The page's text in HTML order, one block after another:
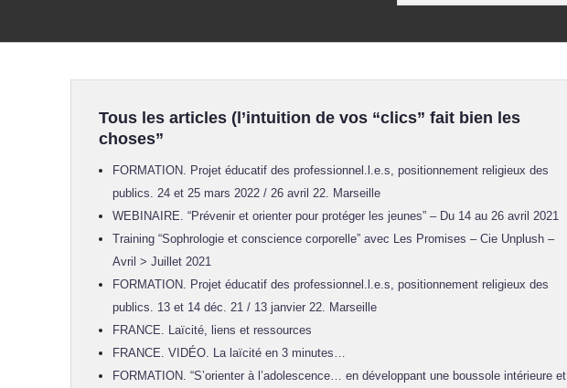
Tous les articles (l’intuition de vos “clics” fait bien les
choses”
FORMATION. Projet éducatif des professionnel.l.e.s, positionnement religieux des
publics. 24 et 25 mars 2022 / 26 avril 22. Marseille
WEBINAIRE. “Prévenir et orienter pour protéger les jeunes” – Du 14 au 26 avril 2021
Training “Sophrologie et conscience corporelle” avec Les Promises – Cie Unplush –
Avril > Juillet 2021
FORMATION. Projet éducatif des professionnel.l.e.s, positionnement religieux des
publics. 13 et 14 déc. 21 / 13 janvier 22. Marseille
FRANCE. Laïcité, liens et ressources
FRANCE. VIDÉO. La laïcité en 3 minutes…
FORMATION. “S’orienter à l’adolescence… en développant une boussole intérieure et